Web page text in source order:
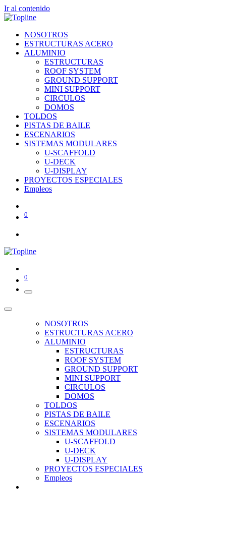
Ir al contenido
NOSOTROS
ESTRUCTURAS ACERO
ALUMINIO
ESTRUCTURAS
ROOF SYSTEM
GROUND SUPPORT
MINI SUPPORT
CIRCULOS
DOMOS
TOLDOS
PISTAS DE BAILE
ESCENARIOS
SISTEMAS MODULARES
U-SCAFFOLD
U-DECK
U-DISPLAY
PROYECTOS ESPECIALES
Empleos
0
0
NOSOTROS
ESTRUCTURAS ACERO
ALUMINIO
ESTRUCTURAS
ROOF SYSTEM
GROUND SUPPORT
MINI SUPPORT
CIRCULOS
DOMOS
TOLDOS
PISTAS DE BAILE
ESCENARIOS
SISTEMAS MODULARES
U-SCAFFOLD
U-DECK
U-DISPLAY
PROYECTOS ESPECIALES
Empleos